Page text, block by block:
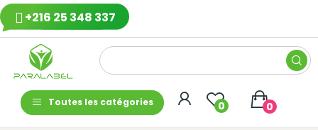
+216 25 348 337
Toutes les catégories 0 0